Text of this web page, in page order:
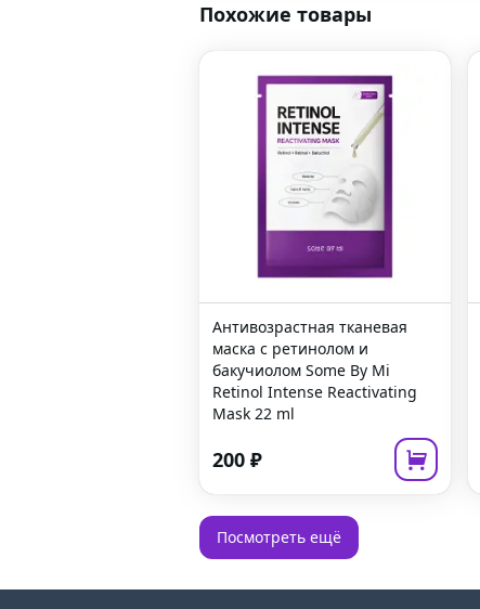
Похожие товары
Антивозрастная тканевая
маска с ретинолом и
бакучиолом Some By Mi
Retinol Intense Reactivating
Mask 22 ml
200 ₽
Посмотреть ещё